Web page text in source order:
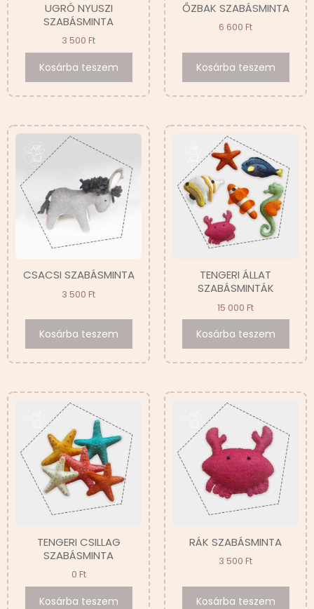
UGRÓ NYUSZI
SZABÁSMINTA
3 500 Ft
Kosárba teszem
ŐZBAK SZABÁSMINTA
6 600 Ft
Kosárba teszem
CSACSI SZABÁSMINTA
3 500 Ft
Kosárba teszem
TENGERI ÁLLAT
SZABÁSMINTÁK
15 000 Ft
Kosárba teszem
TENGERI CSILLAG
SZABÁSMINTA
0 Ft
Kosárba teszem
RÁK SZABÁSMINTA
3 500 Ft
Kosárba teszem